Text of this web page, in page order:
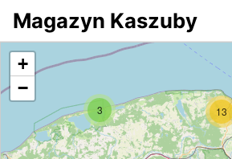
Przejdź do serwisu magazynkaszuby.pl
Magazyn Kaszuby
13
3
+
−